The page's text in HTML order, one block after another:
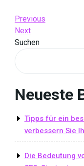
Beitrags-
Navigation
Previous
Post
Previous
Next
Post
Next
Suchen
Neueste
Tipps für ein
verbessern Sie
Die Bedeutung